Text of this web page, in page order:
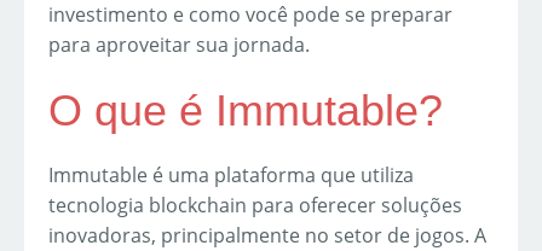
investimento e como você pode se preparar
para aproveitar sua jornada.
O que é Immutable?
Immutable é uma plataforma que utiliza
tecnologia blockchain para oferecer soluções
inovadoras, principalmente no setor de jogos. A